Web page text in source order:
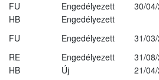
FU Engedélyezett
30/
HB
Engedélyezett
FU Engedélyezett
31/
RE Engedélyezett
31/
HB Új
21/